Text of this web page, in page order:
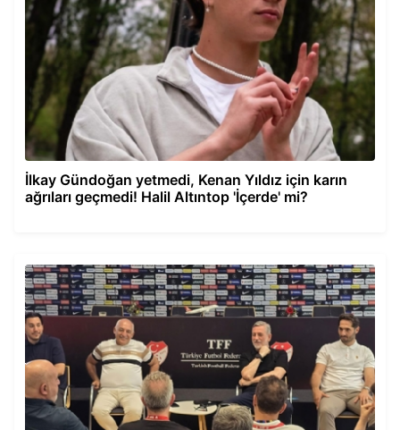
İlkay Gündoğan yetmedi, Kenan Yıldız için karın
ağrıları geçmedi! Halil Altıntop 'İçerde' mi?